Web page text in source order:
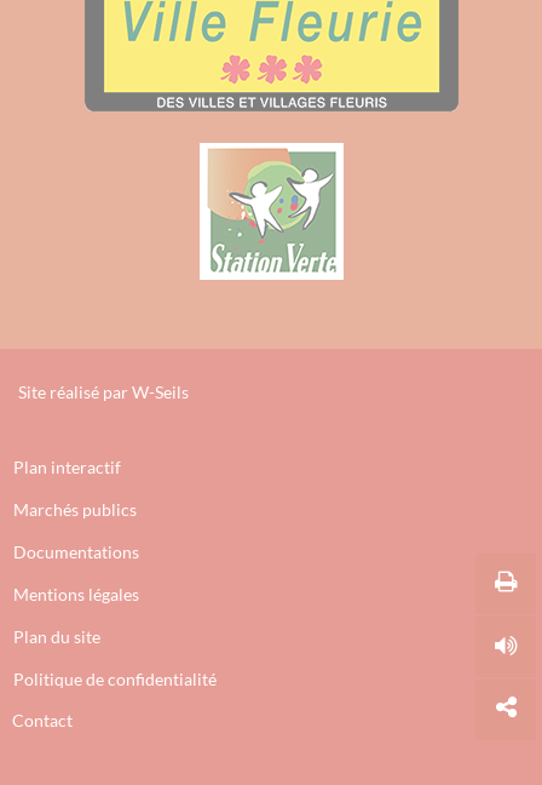
Site réalisé par W-Seils
Plan interactif
Marchés publics
Documentations
Mentions légales
Plan du site
Politique de confidentialité
Contact